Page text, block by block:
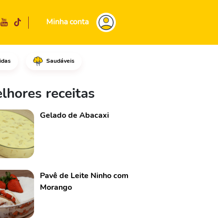
Minha conta
Saudáveis
o
receitas
Gelado de Abacaxi
Pavê de Leite Ninho com
Morango